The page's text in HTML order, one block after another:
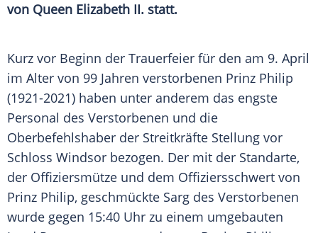
von Queen Elizabeth II. statt.
Kurz vor Beginn der Trauerfeier für den am 9. April
im Alter von 99 Jahren verstorbenen Prinz Philip
(1921-2021) haben unter anderem das engste
Personal des Verstorbenen und die
Oberbefehlshaber der Streitkräfte Stellung vor
Schloss Windsor bezogen. Der mit der Standarte,
der Offiziersmütze und dem Offiziersschwert von
Prinz Philip, geschmückte Sarg des Verstorbenen
wurde gegen 15:40 Uhr zu einem umgebauten